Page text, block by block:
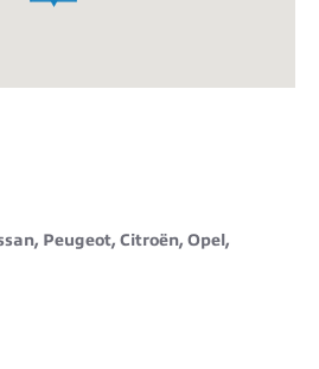
Peugeot, Citroën, Opel,